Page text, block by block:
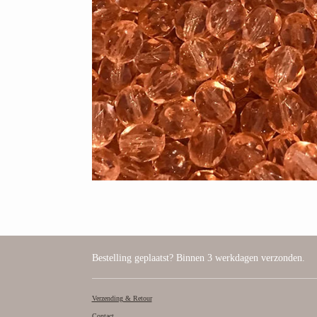
Bestelling geplaatst? Binnen 3 werkdagen verzonden.
Verzending & Retour